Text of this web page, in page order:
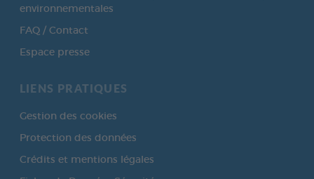
environnementales
FAQ / Contact
Espace presse
LIENS PRATIQUES
Gestion des cookies
Protection des données
Crédits et mentions légales